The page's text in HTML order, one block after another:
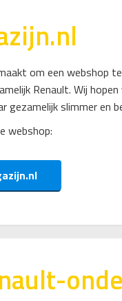
om een webshop
Renault. Wij
gezamelijk slimmer en
webshop: